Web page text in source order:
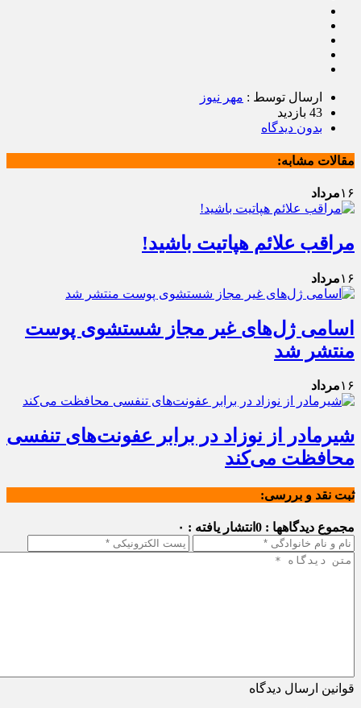
ارسال توسط : مهر نیوز
43 بازدید
بدون دیدگاه
مقالات مشابه:
۱۶مرداد
مراقب علائم هپاتیت باشید!
۱۶مرداد
اسامی ژل‌های غیر مجاز شستشوی پوست
منتشر شد
۱۶مرداد
شیرمادر از نوزاد در برابر عفونت‌های تنفسی
محافظت می‌کند
ثبت نقد و بررسی:
مجموع دیدگاهها : 0 انتشار یافته : ۰
قوانین ارسال دیدگاه